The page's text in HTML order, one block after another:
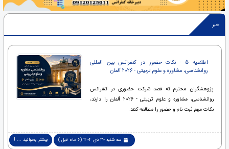
خبر
اطلاعیه 5 - نکات حضور در کنفرانس بین المللی
روانشناسی، مشاوره و علوم تربیتی - 2026 آلمان
پژوهشگران محترم که قصد شرکت حضوری در کنفرانس
روانشناسی، مشاوره و علوم تربیتی - 2026 آلمان را دارند،
نکات مهم ثبت نام و حضور را مطالعه کنند.
سه شنبه 30 دی 1404 (6 ماه قبل ) بیشتر بخوانید ... !